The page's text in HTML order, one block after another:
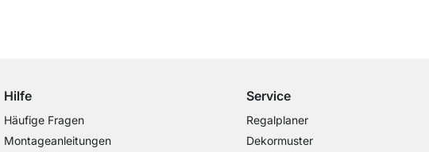
Hilfe
Häufige Fragen
Montageanleitungen
Service
Regalplaner
Dekormuster